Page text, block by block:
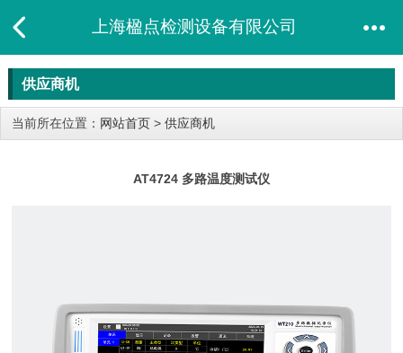
上海楹点检测设备有限公司
供应商机
当前所在位置： 网站首页 > 供应商机
AT4724 多路温度测试仪